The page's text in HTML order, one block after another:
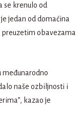
se krenulo od
jedan od domaćina
preuzetim obavezama
međunarodno
naše ozbiljnosti i
kazao je